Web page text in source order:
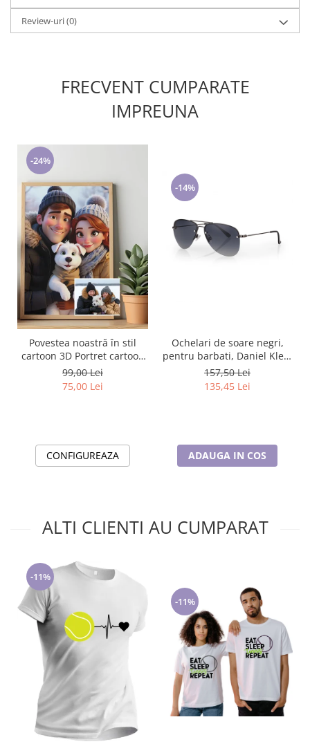
Review-uri(0)
FRECVENT CUMPARATE
IMPREUNA
-24%
Povestea noastră în stil
cartoon 3D Portret cartoon
de cuplu, personalizat din
fotografie - Cadoul ideal
99,00 Lei
75,00 Lei
CONFIGUREAZA
-14%
Ochelari de soare negri,
pentru barbati, Daniel Klein
Sunglasses, DK3262-1
157,50 Lei
135,45 Lei
ADAUGA IN COS
ALTI CLIENTI AU CUMPARAT
-11%
-11%